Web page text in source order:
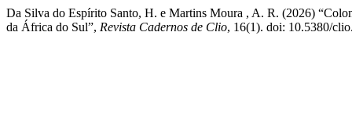
Da Silva do Espírito Santo, H. e Martins Moura , A. R. (2026)
da África do Sul”, Revista Cadernos de Clio, 16(1). doi: 10.5380/